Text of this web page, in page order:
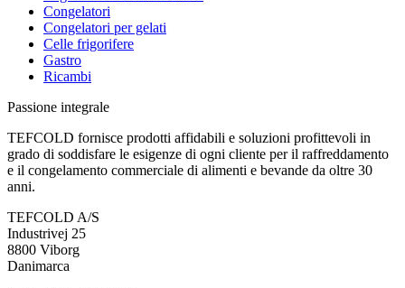
Congelatori
Congelatori per gelati
Celle frigorifere
Gastro
Ricambi
Passione integrale
TEFCOLD fornisce prodotti affidabili e soluzioni profittevoli in
grado di soddisfare le esigenze di ogni cliente per il raffreddamento
e il congelamento commerciale di alimenti e bevande da oltre 30
anni.
TEFCOLD A/S
Industrivej 25
8800 Viborg
Danimarca